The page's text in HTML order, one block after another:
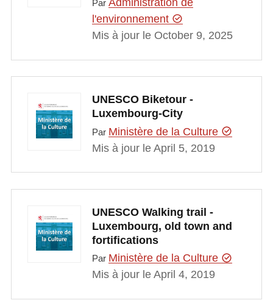
Par Administration de
l'environnement
Mis à jour le October 9, 2025
UNESCO Biketour -
Luxembourg-City
Par Ministère de la Culture
Mis à jour le April 5, 2019
UNESCO Walking trail -
Luxembourg, old town and
fortifications
Par Ministère de la Culture
Mis à jour le April 4, 2019